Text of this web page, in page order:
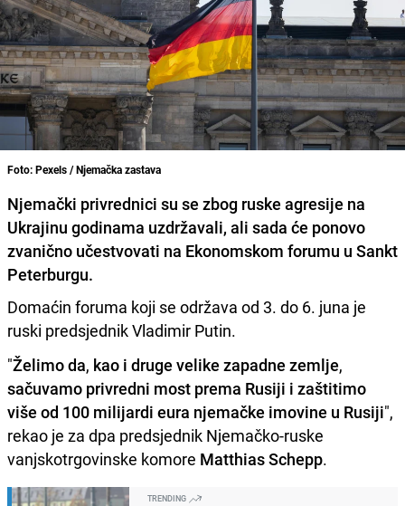
Foto: Pexels / Njemačka zastava
Njemački privrednici su se zbog ruske agresije na
Ukrajinu godinama uzdržavali, ali sada će ponovo
zvanično učestvovati na Ekonomskom forumu u Sankt
Peterburgu.
Domaćin foruma koji se održava od 3. do 6. juna je
ruski predsjednik Vladimir Putin.
"Želimo da, kao i druge velike zapadne zemlje,
sačuvamo privredni most prema Rusiji i zaštitimo
više od 100 milijardi eura njemačke imovine u Rusiji",
rekao je za dpa predsjednik Njemačko-ruske
vanjskotrgovinske komore Matthias Schepp.
TRENDING